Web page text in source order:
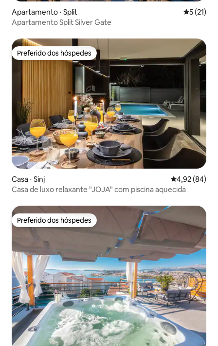
Apartamento ⋅ Split 5 de uma
5 (21)
Apartamento Split Silver Gate
Preferido dos hóspedes
Preferido dos hóspedes
Casa ⋅ Sinj 4,92 de uma
4,92 (84)
Casa de luxo relaxante "JOJA" com piscina aquecida
Preferido dos hóspedes
Preferido dos hóspedes